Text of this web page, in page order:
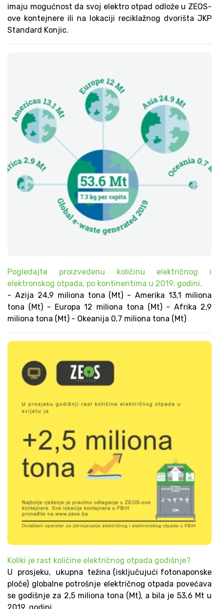
imaju mogućnost da svoj elektro otpad odlože u ZEOS-
ove kontejnere ili na lokaciji reciklažnog dvorišta JKP
Standard Konjic.
Pogledajte proizvedenu količinu električnog i
elektronskog otpada, po kontinentima u 2019. godini.
- Azija 24,9 miliona tona (Mt) - Amerika 13,1 miliona
tona (Mt) - Europa 12 miliona tona (Mt) - Afrika 2,9
miliona tona (Mt) - Okeanija 0,7 miliona tona (Mt)
Koliki je rast količine električnog otpada godišnje?
U prosjeku, ukupna težina (isključujući fotonaponske
ploče) globalne potrošnje električnog otpada povećava
se godišnje za 2,5 miliona tona (Mt), a bila je 53,6 Mt u